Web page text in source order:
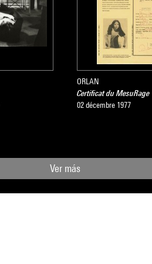
ORLAN
Certificat du MesuRage
02 décembre 1977
Ver más